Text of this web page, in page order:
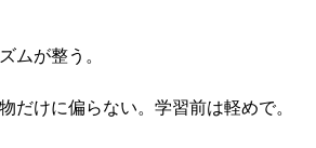
ムが整う。
だけに偏らない。学習前は軽めで。